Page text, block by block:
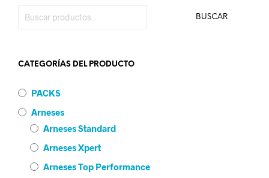
BUSCAR
CATEGORÍAS DEL PRODUCTO
PACKS
Arneses
Arneses Standard
Arneses Xpert
Arneses Top Performance